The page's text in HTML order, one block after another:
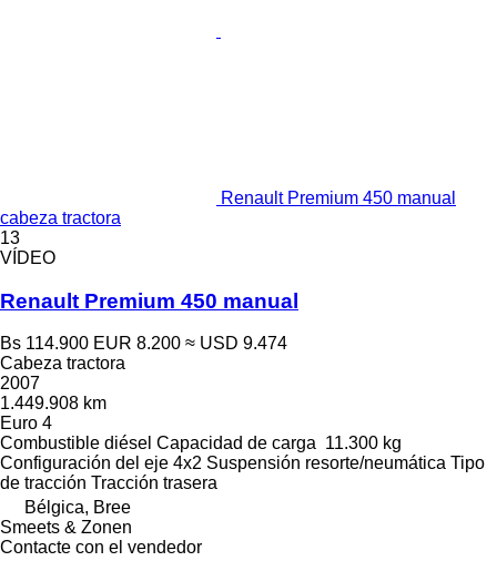
Renault Premium 450 manual
cabeza tractora
13
VÍDEO
Renault Premium 450 manual
Bs 114.900 EUR 8.200 ≈ USD 9.474
Cabeza tractora
2007
1.449.908 km
Euro 4
Combustible diésel Capacidad de carga 11.300 kg
Configuración del eje 4x2 Suspensión resorte/neumática Tipo
de tracción Tracción trasera
Bélgica, Bree
Smeets & Zonen
Contacte con el vendedor